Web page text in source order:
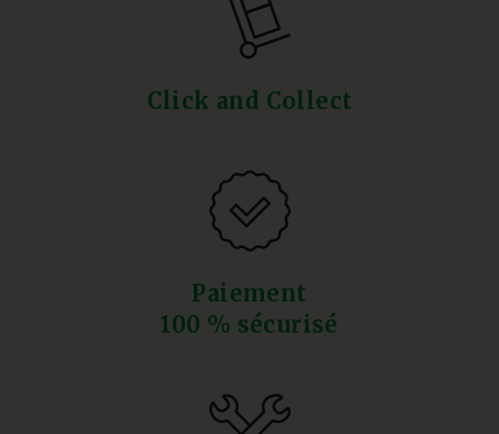
Click and Collect
Paiement
100 % sécurisé